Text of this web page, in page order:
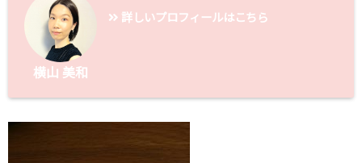
横山 美和
詳しいプロフィールはこちら